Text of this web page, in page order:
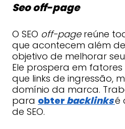
Seo off-page
O SEO off-pagereúne
que acontecem além
objetivo de melhorar
Ele prospera em fatores
que links de ingressão,
domínio da marca.
para obter backlinksé
de SEO.